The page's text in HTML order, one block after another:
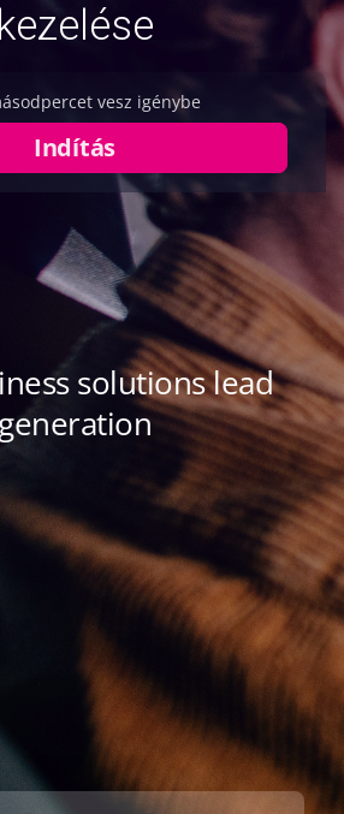
kezelése